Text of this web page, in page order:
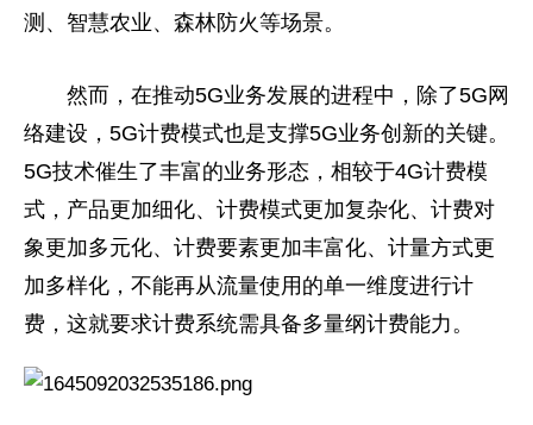
测、智慧农业、森林防火等场景。
然而，在推动5G业务发展的进程中，除了5G网
络建设，5G计费模式也是支撑5G业务创新的关键。
5G技术催生了丰富的业务形态，相较于4G计费模
式，产品更加细化、计费模式更加复杂化、计费对
象更加多元化、计费要素更加丰富化、计量方式更
加多样化，不能再从流量使用的单一维度进行计
费，这就要求计费系统需具备多量纲计费能力。